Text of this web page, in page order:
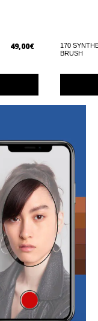
49,00€
170
BRUSH